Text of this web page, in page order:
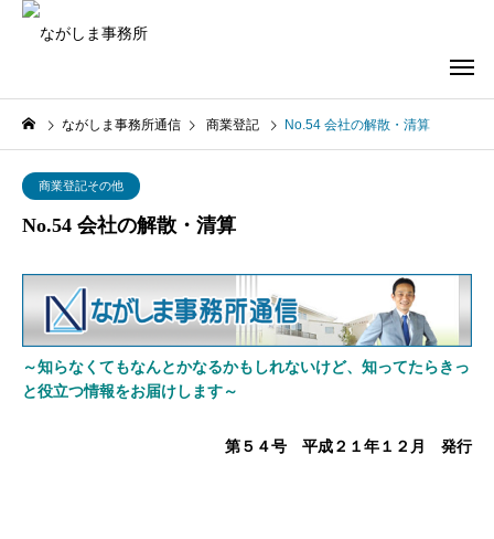
ながしま事務所通信 商業登記 No.54 会社の解散・清算
商業登記その他
No.54 会社の解散・清算
～知らなくてもなんとかなるかもしれないけど、知ってたらきっ
と役立つ情報をお届けします～
第５４号 平成２１年１２月 発行